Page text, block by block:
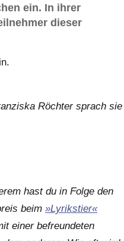
ein. In ihrer
dieser
Röchter sprach sie
hast du in Folge den
beim »Lyrikstier«
einer befreundeten